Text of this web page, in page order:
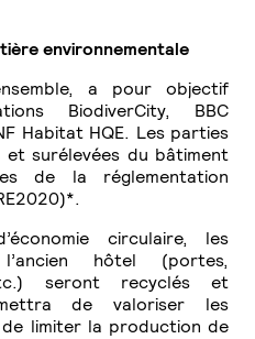
environnementale
a pour objectif
BiodiverCity, BBC
Habitat HQE. Les parties
surélevées du bâtiment
de la réglementation
circulaire, les
hôtel (portes,
seront recyclés et
de valoriser les
limiter la production de